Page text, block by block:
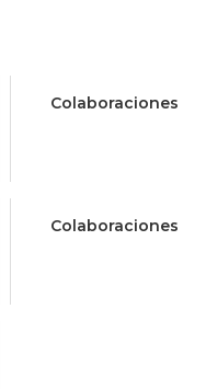
Colaboraciones
Colaboraciones